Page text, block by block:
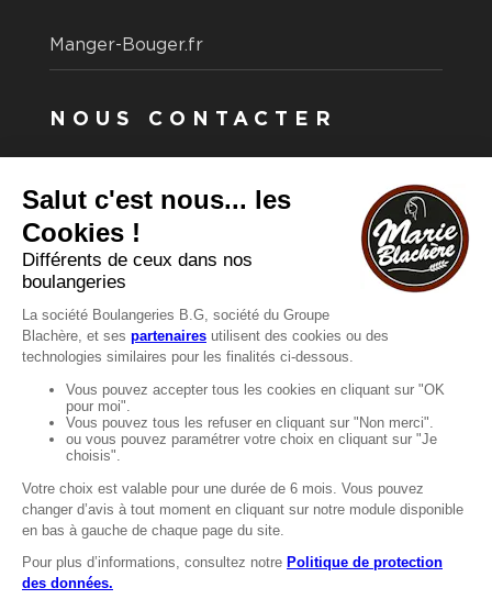
Manger-Bouger.fr
NOUS CONTACTER
Vous souhaitez nous contacter ?
Consultez notre FAQ.
FAQ
Recrutement
MENTIONS
Mentions légales
Protection des données
LignÉthique
Caractéristiques environnementales des